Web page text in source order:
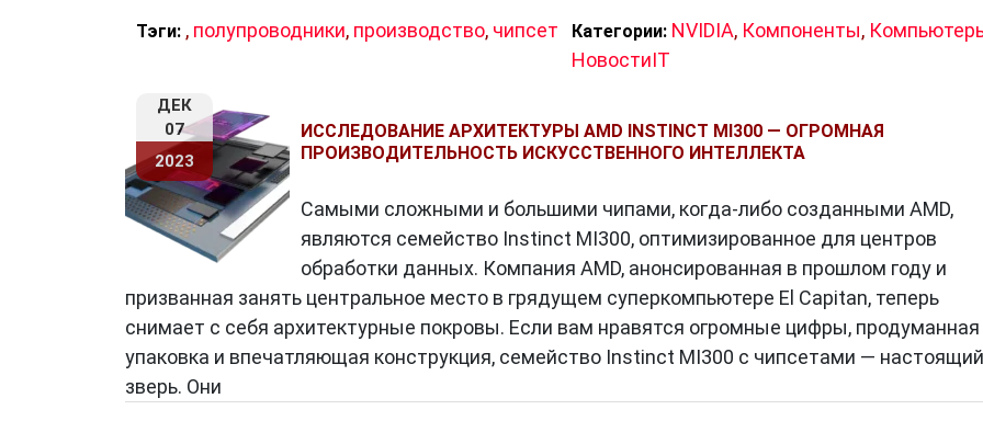
производительностью, что позволяет им эффективно обрабатывать сложные задачи и
Оптимизация энергопотребления: Современные чипсеты предлагают передовые
управления энергопотреблением, что повышает эффективность работы устройства и
продлевает срок его автономной работы.
Поддержка новых технологий: Чипсеты интегрируют в себя современные стандарты
такие как USB 3.0, Wi-Fi, Bluetooth и другие, что обеспечивает возможность подключения к
различным устройствам и сетям.
Оптимизация графики: Некоторые чипсеты имеют встроенные графические ускорители,
позволяет обеспечивать высокое качество изображения без необходимости установки
дополнительных видеокарт.
Тэги: , полупроводники, производство, чипсет Категории: NVIDIA, Компоненты,
НовостиIT
ДЕК
07
2023
ИССЛЕДОВАНИЕ АРХИТЕКТУРЫ AMD INSTINCT MI300 — ОГРОМНАЯ
ПРОИЗВОДИТЕЛЬНОСТЬ ИСКУССТВЕННОГО ИНТЕЛЛЕКТА
Самыми сложными и большими чипами, когда-либо созданными AMD,
являются семейство Instinct MI300, оптимизированное для центров
обработки данных. Компания AMD, анонсированная в прошлом году и
призванная занять центральное место в грядущем суперкомпьютере El Capitan, теперь
снимает с себя архитектурные покровы. Если вам нравятся огромные цифры, продуманная
упаковка и впечатляющая конструкция, семейство Instinct MI300 с чипсетами — настоящий
зверь. Они